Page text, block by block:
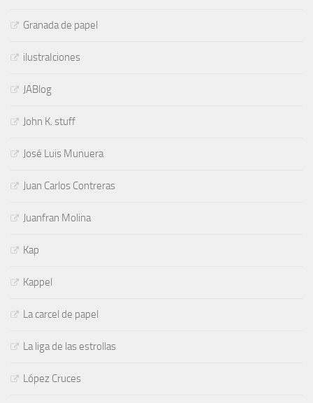
Granada de papel
ilustraIciones
JABlog
John K. stuff
José Luis Munuera
Juan Carlos Contreras
Juanfran Molina
Kap
Kappel
La carcel de papel
La liga de las estrollas
López Cruces